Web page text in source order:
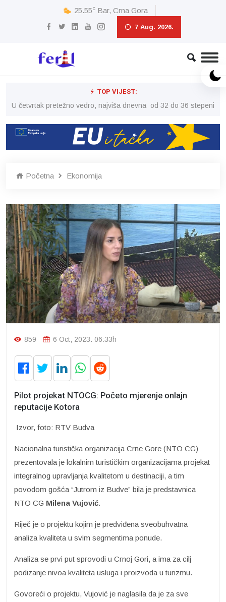
25.55c Bar, Crna Gora
7 Aug. 2026.
TOP VIJEST:
U četvrtak pretežno vedro, najviša dnevna od 32 do 36 stepeni
Početna Ekonomija
859 6 Oct, 2023. 06:33h
Pilot projekat NTOCG: Početo mjerenje onlajn
reputacije Kotora
Izvor, foto: RTV Budva
Nacionalna turistička organizacija Crne Gore (NTO CG)
prezentovala je lokalnim turističkim organizacijama projekat
integralnog upravljanja kvalitetom u destinaciji, a tim
povodom gošća “Jutrom iz Budve” bila je predstavnica
NTO CG Milena Vujović.
Riječ je o projektu kojim je predviđena sveobuhvatna
analiza kvaliteta u svim segmentima ponude.
Analiza se prvi put sprovodi u Crnoj Gori, a ima za cilj
podizanje nivoa kvaliteta usluga i proizvoda u turizmu.
Govoreći o projektu, Vujović je naglasila da je za sve